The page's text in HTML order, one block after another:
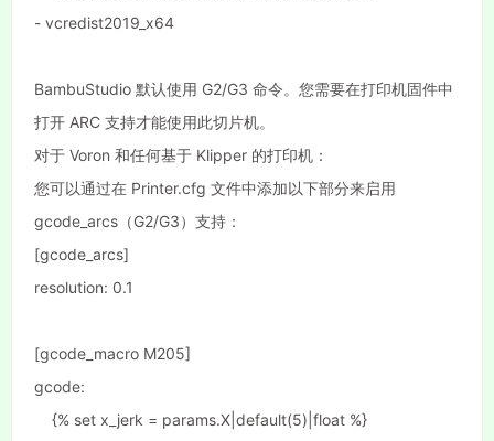
- vcredist2019_x64
BambuStudio 默认使用 G2/G3 命令。您需要在打印机固件中
打开 ARC 支持才能使用此切片机。
对于 Voron 和任何基于 Klipper 的打印机：
您可以通过在 Printer.cfg 文件中添加以下部分来启用
gcode_arcs（G2/G3）支持：
[gcode_arcs]
resolution: 0.1
[gcode_macro M205]
gcode:
{% set x_jerk = params.X|default(5)|float %}